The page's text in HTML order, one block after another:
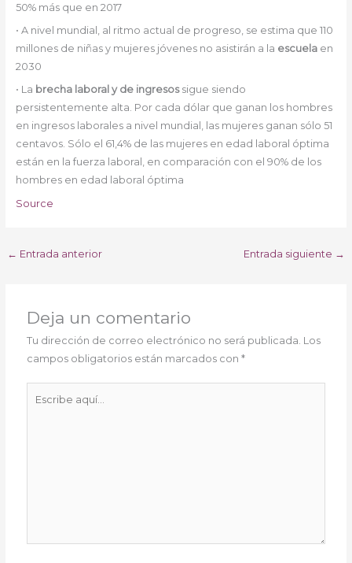
50% más que en 2017
• A nivel mundial, al ritmo actual de progreso, se estima que 110
millones de niñas y mujeres jóvenes no asistirán a la escuela en
2030
• La brecha laboral y de ingresossigue siendo
persistentemente alta. Por cada dólar que ganan los hombres
en ingresos laborales a nivel mundial, las mujeres ganan sólo 51
centavos. Sólo el 61,4% de las mujeres en edad laboral óptima
están en la fuerza laboral, en comparación con el 90% de los
hombres en edad laboral óptima
Source
← Entrada anterior Entrada siguiente →
Deja un comentario
Tu dirección de correo electrónico no será publicada. Los
campos obligatorios están marcados con*